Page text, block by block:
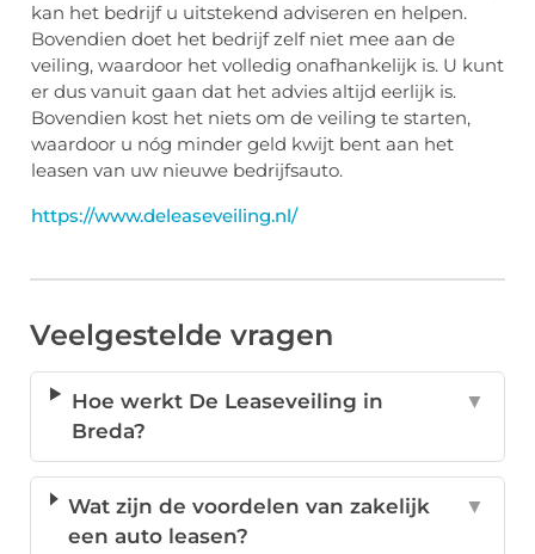
kan het bedrijf u uitstekend adviseren en helpen.
Bovendien doet het bedrijf zelf niet mee aan de
veiling, waardoor het volledig onafhankelijk is. U kunt
er dus vanuit gaan dat het advies altijd eerlijk is.
Bovendien kost het niets om de veiling te starten,
waardoor u nóg minder geld kwijt bent aan het
leasen van uw nieuwe bedrijfsauto.
https://www.deleaseveiling.nl/
Veelgestelde vragen
Hoe werkt De Leaseveiling in
Breda?
▼
Wat zijn de voordelen van zakelijk
een auto leasen?
▼